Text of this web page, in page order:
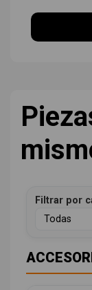
Filtrar por